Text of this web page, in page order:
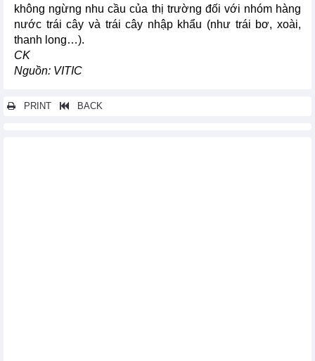
không ngừng nhu cầu của thị trường đối với nhóm hàng
nước trái cây và trái cây nhập khẩu (như trái bơ, xoài,
thanh long…).
CK
Nguồn: VITIC
PRINT BACK